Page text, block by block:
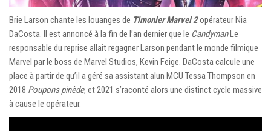
Brie Larson chante les louanges de Timonier Marvel 2opérateur Nia
DaCosta. Il est annoncé à la fin de l’an dernier que le CandymanLe
responsable du reprise allait regagner Larson pendant le monde filmique
Marvel par le boss de Marvel Studios, Kevin Feige. DaCosta calcule une
place à partir de qu’il a géré sa assistant alun MCU Tessa Thompson en
2018 Poupons pinède, et 2021 s’raconté alors une distinct cycle massive
à cause le opérateur.